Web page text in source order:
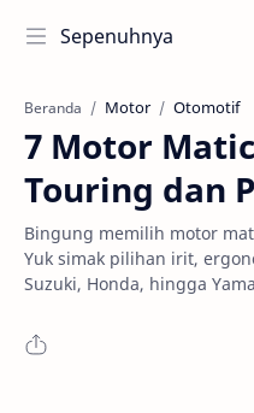
Sepenuhnya
Beranda Motor Otomotif
7 Motor
Touring dan
Bingung memilih motor
Yuk simak pilihan irit,
Suzuki, Honda, hingga